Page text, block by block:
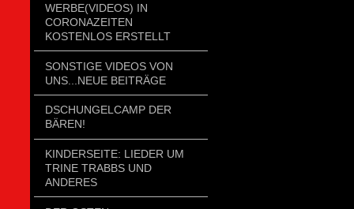
WERBE(VIDEOS) IN
CORONAZEITEN
KOSTENLOS ERSTELLT
SONSTIGE VIDEOS VON
UNS...NEUE BEITRÄGE
DSCHUNGELCAMP DER
BÄREN!
KINDERSEITE: LIEDER UM
TRINE TRABBS UND
ANDERES